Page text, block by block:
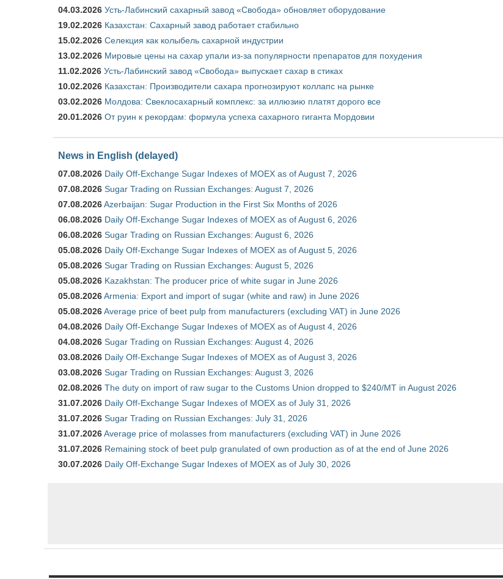
04.03.2026 Усть-Лабинский сахарный завод «Свобода» обновляет оборудование
19.02.2026 Казахстан: Сахарный завод работает стабильно
15.02.2026 Селекция как колыбель сахарной индустрии
13.02.2026 Мировые цены на сахар упали из-за популярности препаратов для похудения
11.02.2026 Усть-Лабинский завод «Свобода» выпускает сахар в стиках
10.02.2026 Казахстан: Производители сахара прогнозируют коллапс на рынке
03.02.2026 Молдова: Свеклосахарный комплекс: за иллюзию платят дорого все
20.01.2026 От руин к рекордам: формула успеха сахарного гиганта Мордовии
News in English (delayed)
07.08.2026 Daily Off-Exchange Sugar Indexes of MOEX as of August 7, 2026
07.08.2026 Sugar Trading on Russian Exchanges: August 7, 2026
07.08.2026Azerbaijan: Sugar Production in the First Six Months of 2026
06.08.2026 Daily Off-Exchange Sugar Indexes of MOEX as of August 6, 2026
06.08.2026 Sugar Trading on Russian Exchanges: August 6, 2026
05.08.2026 Daily Off-Exchange Sugar Indexes of MOEX as of August 5, 2026
05.08.2026 Sugar Trading on Russian Exchanges: August 5, 2026
05.08.2026 Kazakhstan: The producer price of white sugar in June 2026
05.08.2026Armenia: Export and import of sugar (white and raw) in June 2026
05.08.2026Average price of beet pulp from manufacturers (excluding VAT) in June 2026
04.08.2026 Daily Off-Exchange Sugar Indexes of MOEX as of August 4, 2026
04.08.2026 Sugar Trading on Russian Exchanges: August 4, 2026
03.08.2026 Daily Off-Exchange Sugar Indexes of MOEX as of August 3, 2026
03.08.2026 Sugar Trading on Russian Exchanges: August 3, 2026
02.08.2026 The duty on import of raw sugar to the Customs Union dropped to $240/MT in August 2026
31.07.2026 Daily Off-Exchange Sugar Indexes of MOEX as of July 31, 2026
31.07.2026 Sugar Trading on Russian Exchanges: July 31, 2026
31.07.2026Average price of molasses from manufacturers (excluding VAT) in June 2026
31.07.2026 Remaining stock of beet pulp granulated of own production as of at the end of June 2026
30.07.2026 Daily Off-Exchange Sugar Indexes of MOEX as of July 30, 2026